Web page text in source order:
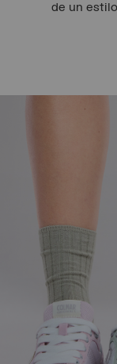
de un